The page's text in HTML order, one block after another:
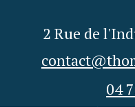
2 Rue de
04